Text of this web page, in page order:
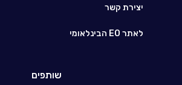
יצירת קשר
לאתר EO הבינלאומי
שותפים